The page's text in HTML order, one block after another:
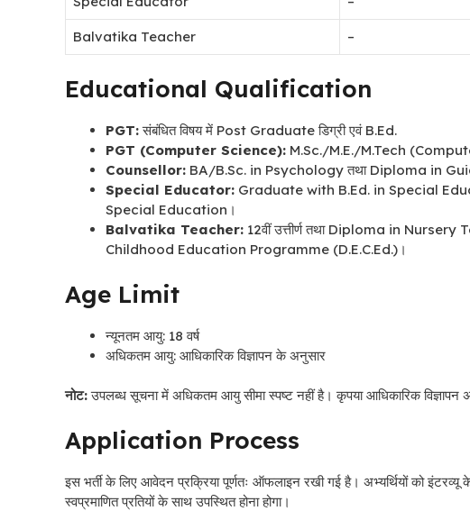
Balvatika Teacher –
Educational Qualification
PGT:संबंधित विषय में Post Graduate डिग्री एवं B.Ed.
PGT (Computer Science): M.Sc./M.E./M.Tech
Counsellor: BA/B.Sc. in Psychology तथा Diploma in
Special Educator: Graduate with B.Ed. in Special
Special Education।
Balvatika Teacher: 12वीं उत्तीर्ण तथा Diploma in
Childhood Education Programme (D.E.C.Ed.)।
Age Limit
न्यूनतम आयु: 18 वर्ष
अधिकतम आयु: आधिकारिक विज्ञापन के अनुसार
नोट:उपलब्ध सूचना में अधिकतम आयु सीमा स्पष्ट नहीं है। कृपया आधिकारिक विज्ञापन
Application Process
इस भर्ती के लिए आवेदन प्रक्रिया पूर्णतः ऑफलाइन रखी गई है। अभ्यर्थियों को
स्वप्रमाणित प्रतियों के साथ उपस्थित होना होगा।